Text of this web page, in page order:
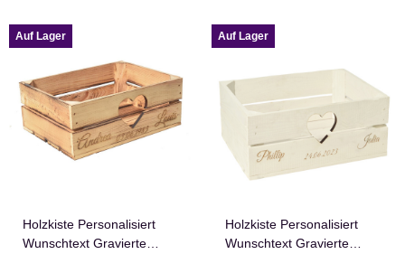
Auf Lager
Holzkiste Personalisiert
Wunschtext Gravierte
Auf Lager
Holzkiste Personalisiert
Wunschtext Gravierte